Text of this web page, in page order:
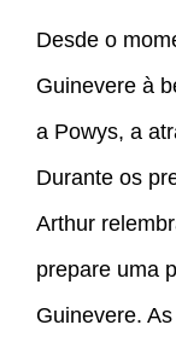
Desde o
Guinevere à
a Powys, a
Durante os
Arthur
prepare uma
Guinevere.